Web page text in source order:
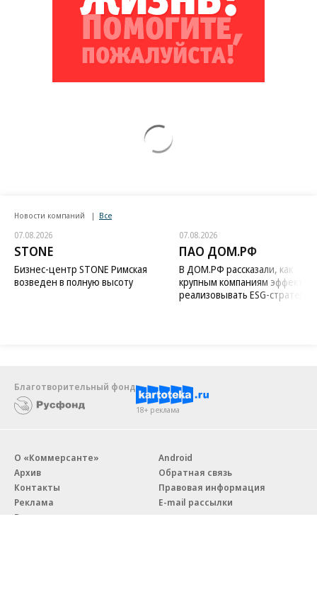
Новости компаний Все
07.08.2026
STONE
Бизнес-центр STONE Римская
возведен в полную высоту
07.08.2026
ПАО ДОМ.РФ
В ДОМ.РФ рассказали, как
крупным компаниям
реализовывать ESG-стратегию
Благотворительный фонд
18+ реклама
О «Коммерсанте»
Архив
Контакты
Реклама
Вакансии
Android
Обратная связь
Правовая информация
E-mail рассылки